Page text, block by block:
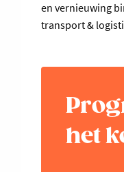
en vernieuwing
transport &
het